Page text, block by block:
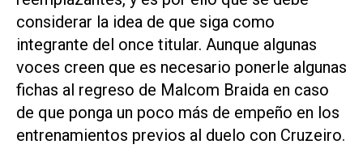
considerar la idea de que siga como
integrante del once titular. Aunque algunas
voces creen que es necesario ponerle algunas
fichas al regreso de Malcom Braida en caso
de que ponga un poco más de empeño en los
entrenamientos previos al duelo con Cruzeiro.